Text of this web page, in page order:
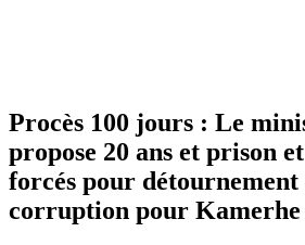
Procès 100 jours : Le
propose 20 ans et prison
forcés pour détournement
corruption pour Kamerhe